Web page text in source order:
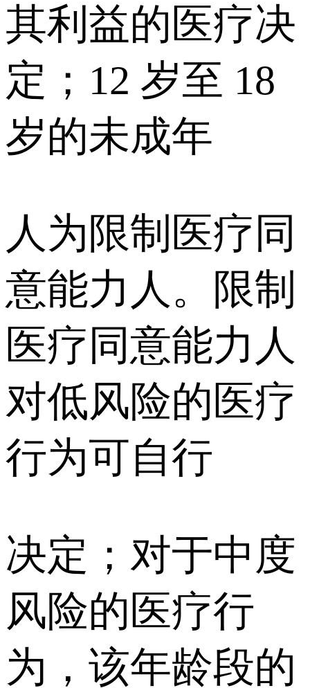
其利益的医疗决
定；12 岁至 18
岁的未成年
人为限制医疗同
意能力人。限制
医疗同意能力人
对低风险的医疗
行为可自行
决定；对于中度
风险的医疗行
为，该年龄段的